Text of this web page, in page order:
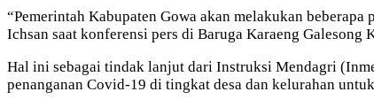
“Pemerintah Kabupaten Gowa akan melakukan
Ichsan saat konferensi pers di Baruga Karaeng Galesong
Hal ini sebagai tindak lanjut dari Instruksi Mendagri
penanganan Covid-19 di tingkat desa dan kelurahan